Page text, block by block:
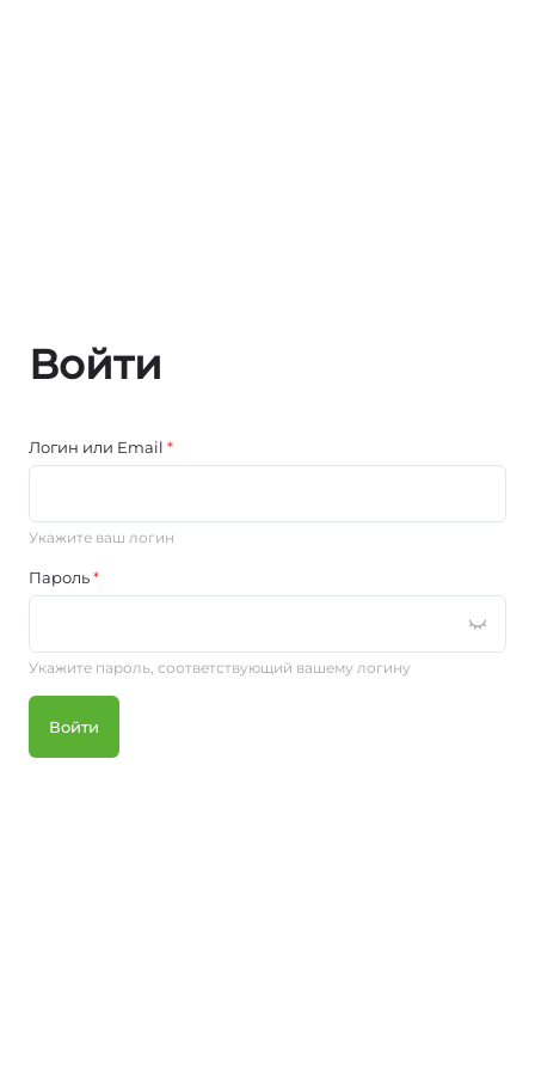
Войти
Логин или Email *
Укажите ваш логин
Пароль*
Укажите пароль, соответствующий вашему логину
Войти